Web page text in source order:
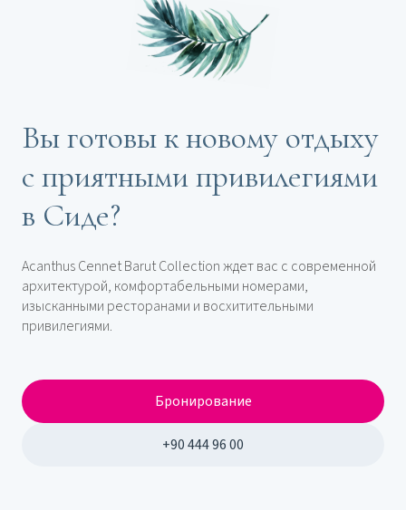
Вы готовы к новому отдыху
с приятными привилегиями
в Сиде?
Acanthus Cennet Barut Collection ждет вас с современной
архитектурой, комфортабельными номерами,
изысканными ресторанами и восхитительными
привилегиями.
Бронирование
+90 444 96 00